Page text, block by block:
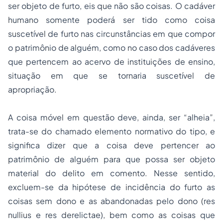
ser objeto de furto, eis que não são coisas. O cadáver
humano somente poderá ser tido como coisa
suscetível de furto nas circunstâncias em que compor
o patrimônio de alguém, como no caso dos cadáveres
que pertencem ao acervo de instituições de ensino,
situação em que se tornaria suscetível de
apropriação.
A coisa móvel em questão deve, ainda, ser “alheia”,
trata-se do chamado elemento normativo do tipo, e
significa dizer que a coisa deve pertencer ao
patrimônio de alguém para que possa ser objeto
material do delito em comento. Nesse sentido,
excluem-se da hipótese de incidência do furto as
coisas sem dono e as abandonadas pelo dono (res
nullius e res derelictae), bem como as coisas que